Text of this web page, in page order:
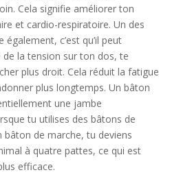
Cela signifie améliorer ton
et cardio-respiratoire. Un des
également, c’est qu’il peut
de la tension sur ton dos, te
plus droit. Cela réduit la fatigue
plus longtemps. Un bâton
une jambe
tu utilises des bâtons de
bâton de marche, tu deviens
à quatre pattes, ce qui est
efficace.